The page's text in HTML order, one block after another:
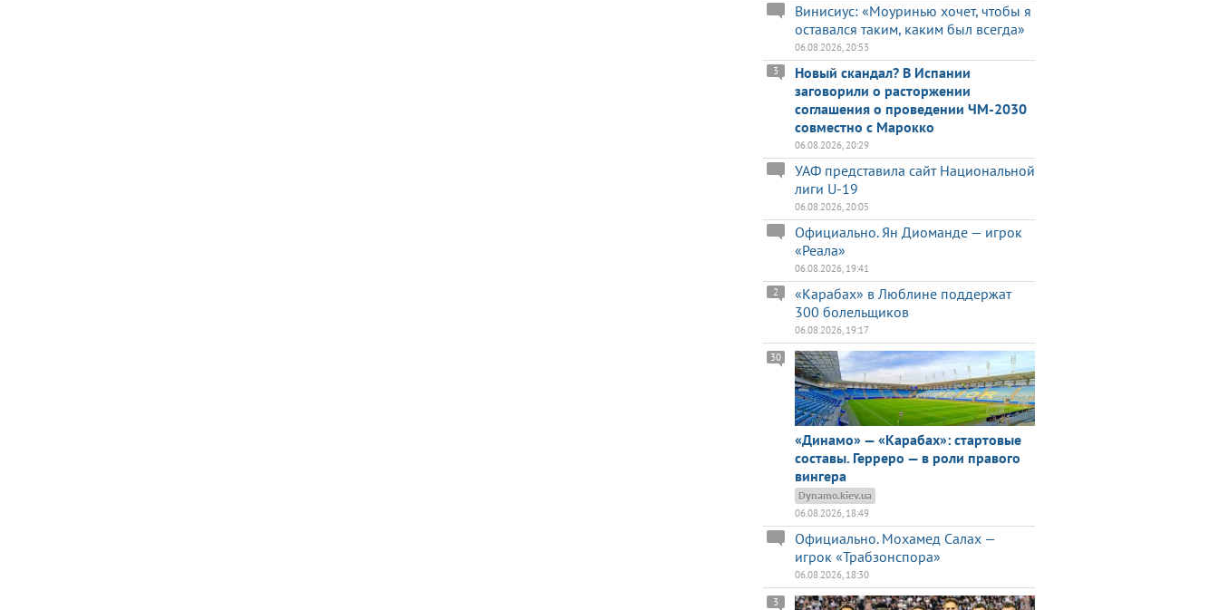
Винисиус: «Моуринью хочет, чтобы я
оставался таким, каким был всегда»
06.08.2026, 20:53
Новый скандал? В Испании
заговорили о расторжении
соглашения о проведении ЧМ-2030
совместно с Марокко
3
06.08.2026, 20:29
УАФ представила сайт Национальной
лиги U-19
06.08.2026, 20:05
Официально. Ян Диоманде — игрок
«Реала»
06.08.2026, 19:41
«Карабах» в Люблине поддержат
300 болельщиков
2
06.08.2026, 19:17
«Динамо» — «Карабах»: стартовые
составы. Герреро — в роли правого
вингера
30
Dynamo.kiev.ua
06.08.2026, 18:49
Официально. Мохамед Салах —
игрок «Трабзонспора»
06.08.2026, 18:30
3